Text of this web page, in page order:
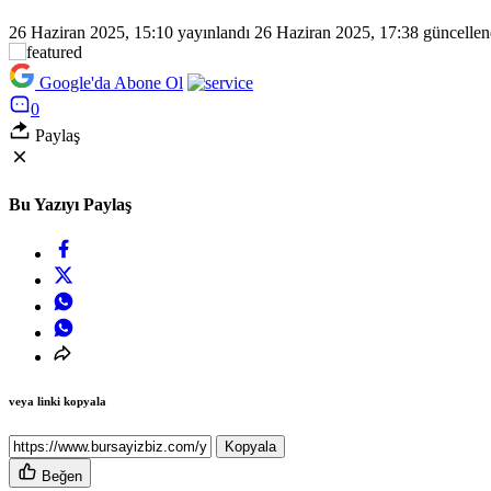
26 Haziran 2025, 15:10 yayınlandı 26 Haziran 2025, 17:38
Google'da Abone Ol
0
Paylaş
Bu Yazıyı Paylaş
veya linki kopyala
Kopyala
Beğen